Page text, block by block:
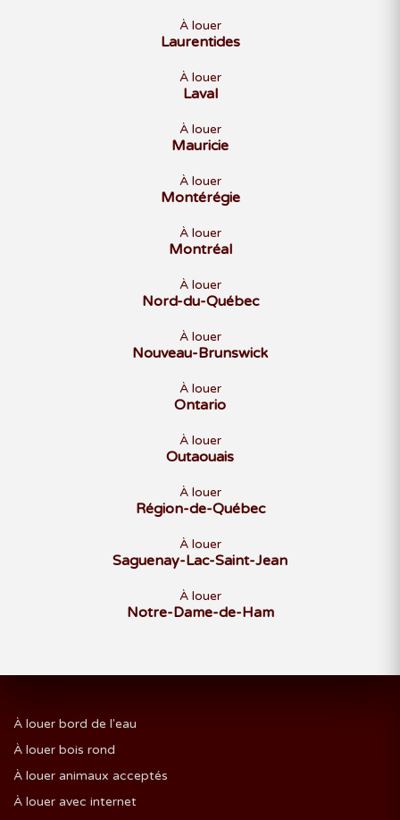
À louer
Laurentides
À louer
Laval
À louer
Mauricie
À louer
Montérégie
À louer
Montréal
À louer
Nord-du-Québec
À louer
Nouveau-Brunswick
À louer
Ontario
À louer
Outaouais
À louer
Région-de-Québec
À louer
Saguenay-Lac-Saint-Jean
À louer
Notre-Dame-de-Ham
À louer bord de l'eau
À louer bois rond
À louer animaux acceptés
À louer avec internet